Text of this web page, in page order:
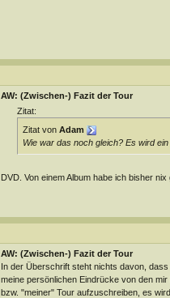
AW: (Zwischen-) Fazit der Tour
Zitat:
Zitat von Adam
Wie war das noch gleich? Es wird
DVD. Von einem Album habe ich bisher
AW: (Zwischen-) Fazit der Tour
In der Überschrift steht nichts davon,
meine persönlichen Eindrücke von den
bzw. "meiner" Tour aufzuschreiben, es